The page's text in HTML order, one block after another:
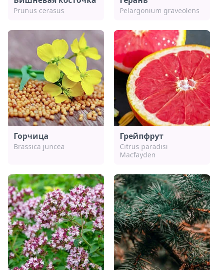
Prunus cerasus Pelargonium graveolens
Горчица
Brassica juncea
Грейпфрут
Citrus paradisi
Macfayden